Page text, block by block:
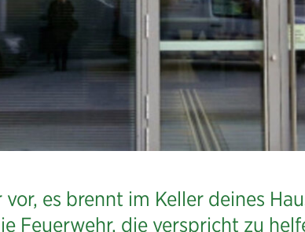
es brennt im Keller deines
Feuerwehr, die verspricht zu